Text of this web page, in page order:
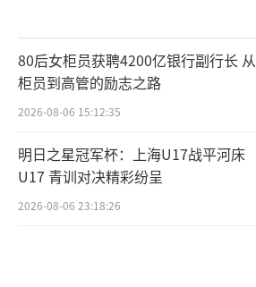
80后女柜员获聘4200亿银行副行长 从
柜员到高管的励志之路
2026-08-06 15:12:35
明日之星冠军杯：上海U17战平河床
U17 青训对决精彩纷呈
2026-08-06 23:18:26